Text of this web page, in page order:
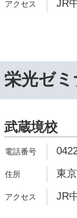
JR
栄光ゼ
武蔵境校
東
JR